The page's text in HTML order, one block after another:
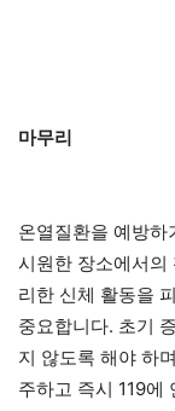
마무리
온열질환을 예방하
시원한 장소에서의
리한 신체 활동을
중요합니다. 초기
지 않도록 해야 하
주하고 즉시 119에